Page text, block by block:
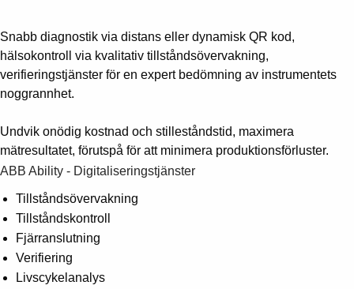
Om ABB
Här kan du köpa
Kontakta oss
Karriär på ABB
Snabb diagnostik via distans eller dynamisk QR kod,
hälsokontroll via kvalitativ tillståndsövervakning,
verifieringstjänster för en expert bedömning av instrumentets
noggrannhet.
Undvik onödig kostnad och stilleståndstid, maximera
mätresultatet, förutspå för att minimera produktionsförluster.
ABB Ability - Digitaliseringstjänster
Tillståndsövervakning
Tillståndskontroll
Fjärranslutning
Verifiering
Livscykelanalys